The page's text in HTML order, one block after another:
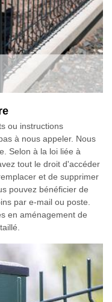
ou instructions
à nous appeler. Nous
Selon à la loi liée à
tout le droit d'accéder
et de supprimer
pouvez bénéficier de
par e-mail ou poste.
en aménagement de